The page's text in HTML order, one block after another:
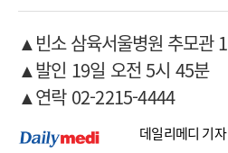
▲빈소 삼육서울병원 추모관
▲발인 19일 오전 5시 45분
▲연락 02-2215-4444
데일리메디 기